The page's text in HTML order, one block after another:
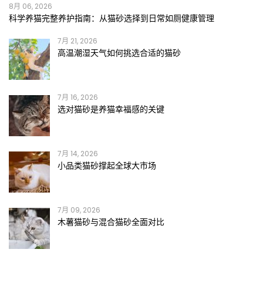
8月 06, 2026
科学养猫完整养护指南：从猫砂选择到日常如厕健康管理
7月 21, 2026
高温潮湿天气如何挑选合适的猫砂
7月 16, 2026
选对猫砂是养猫幸福感的关键
7月 14, 2026
小品类猫砂撑起全球大市场
7月 09, 2026
木薯猫砂与混合猫砂全面对比